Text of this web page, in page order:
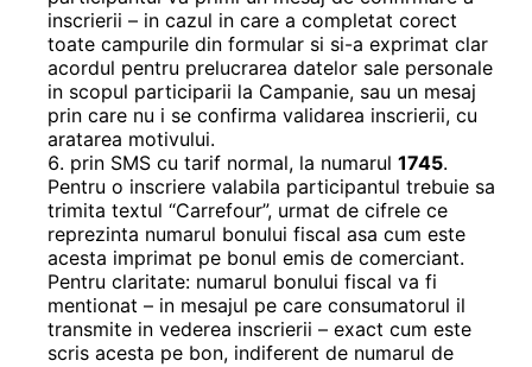
inscrierii – in cazul in care a completat corect
toate campurile din formular si si-a exprimat clar
acordul pentru prelucrarea datelor sale personale
in scopul participarii la Campanie, sau un mesaj
prin care nu i se confirma validarea inscrierii, cu
aratarea motivului.
prin SMS cu tarif normal, la numarul 1745.
Pentru o inscriere valabila participantul trebuie sa
trimita textul “Carrefour”, urmat de cifrele ce
reprezinta numarul bonului fiscal asa cum este
acesta imprimat pe bonul emis de comerciant.
Pentru claritate: numarul bonului fiscal va fi
mentionat – in mesajul pe care consumatorul il
transmite in vederea inscrierii – exact cum este
scris acesta pe bon, indiferent de numarul de